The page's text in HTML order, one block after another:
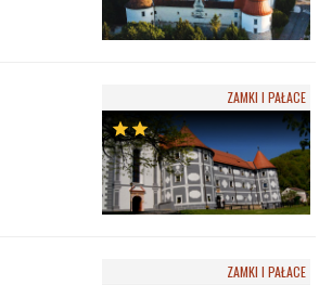
ZAMKI I PAŁACE
starstar
ZAMKI I PAŁACE